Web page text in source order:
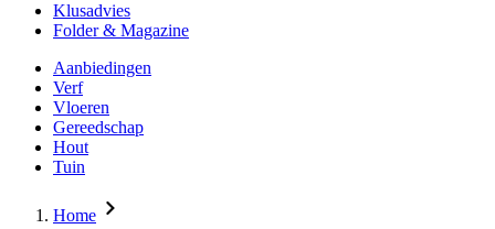
Klusadvies
Folder & Magazine
Aanbiedingen
Verf
Vloeren
Gereedschap
Hout
Tuin
Home